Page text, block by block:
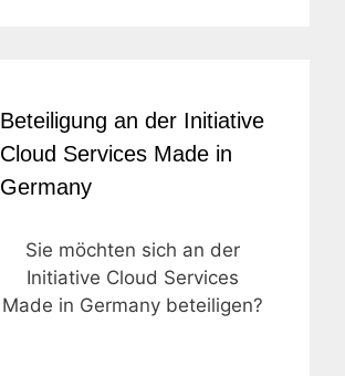
Beteiligung an der Initiative
Cloud Services Made in
Germany
Sie möchten sich an der
Initiative Cloud Services
Made in Germany beteiligen?